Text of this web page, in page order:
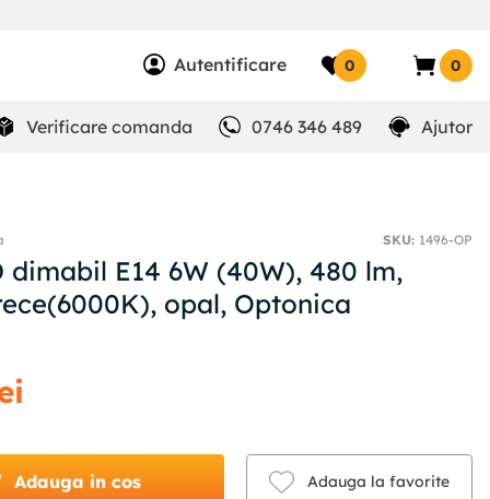
Autentificare 0 0
Verificare comanda 0746 346 489 Ajutor
SKU: 1496-OP
dimabil E14 6W (40W), 480 lm,
opal, Optonica
Adauga in cos Adauga la favorite